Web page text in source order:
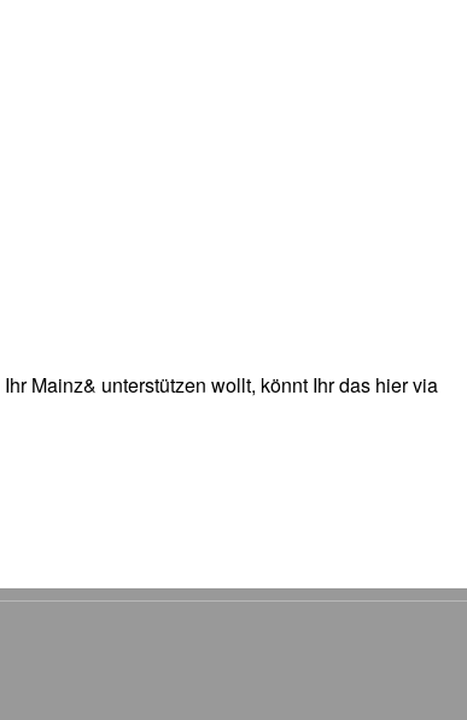
Mainz& unterstützen wollt, könnt Ihr das hier via